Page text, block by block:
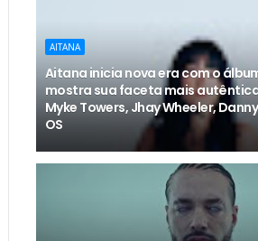
AITANA
Aitana inicia nova era com o
mostra sua faceta mais
Myke Towers, Jhay Wheeler,
OS